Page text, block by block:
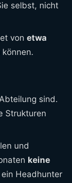
selbst, nicht
von etwa
sind.
Strukturen
und
keine
Headhunter